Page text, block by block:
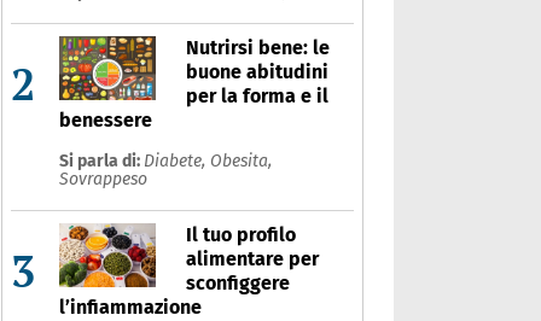
2
Nutrirsi bene: le
buone abitudini
per la forma e il
benessere
Si parla di: Diabete, Obesita,
Sovrappeso
3
Il tuo profilo
alimentare per
sconfiggere
l’infiammazione